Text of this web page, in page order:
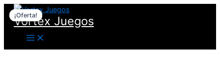
Ir
contenido
Vortex Juegos
DRAGONES
DEL
MAR
cantidad
¡Oferta!
¡Oferta!
El
precio
original
$22.990.
El
precio
actual
$18.000.